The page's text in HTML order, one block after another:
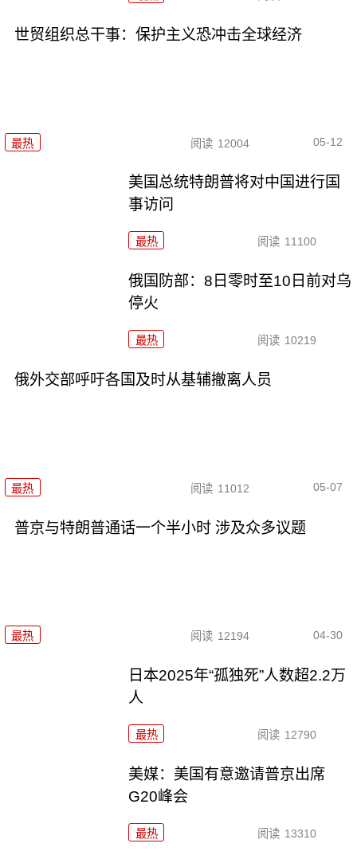
世贸组织总干事：保护主义恐冲击全球经济
最热 阅读 12004 05-12
美国总统特朗普将对中国进行国
事访问
最热 阅读 11100
俄国防部：8日零时至10日前对乌
停火
最热 阅读 10219
俄外交部呼吁各国及时从基辅撤离人员
最热 阅读 11012 05-07
普京与特朗普通话一个半小时 涉及众多议题
最热 阅读 12194 04-30
日本2025年“孤独死”人数超2.2万
人
最热 阅读 12790
美媒：美国有意邀请普京出席
G20峰会
最热 阅读 13310